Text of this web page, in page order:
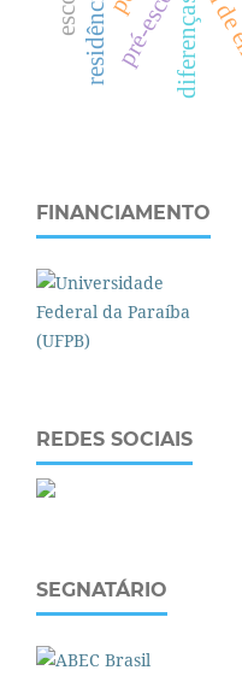
diferenças
FINANCIAMENTO
REDES SOCIAIS
SEGNATÁRIO